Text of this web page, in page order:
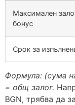
Максимален
бонус
Срок за
Формула: (сума
= общ залог.
BGN, трябва да